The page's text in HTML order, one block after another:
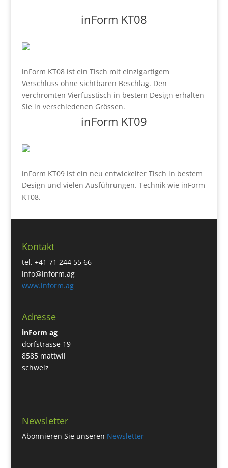
inForm KT08
inForm KT08 ist ein Tisch mit einzigartigem
Verschluss ohne sichtbaren Beschlag. Den
verchromten Vierfusstisch in bestem Design erhalten
Sie in verschiedenen Grössen.
inForm KT09
inForm KT09 ist ein neu entwickelter Tisch in bestem
Design und vielen Ausführungen. Technik wie inForm
KT08.
Kontakt
tel. +41 71 244 55 66
info@inform.ag
www.inform.ag
Adresse
inForm ag
dorfstrasse 19
8585 mattwil
schweiz
Newsletter
Abonnieren Sie unseren Newsletter